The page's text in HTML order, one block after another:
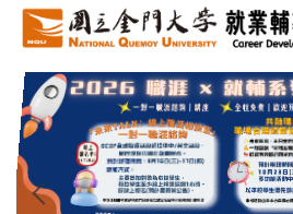
跳
到
主
要
內
容
區